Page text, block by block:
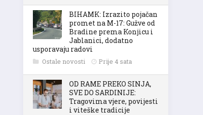
BIHAMK: Izrazito pojačan
promet na M-17: Gužve od
Bradine prema Konjicu i
Jablanici, dodatno
usporavaju radovi
Ostale novosti Prije 4 sata
OD RAME PREKO SINJA,
SVE DO SARDINIJE:
Tragovima vjere, povijesti
i viteške tradicije